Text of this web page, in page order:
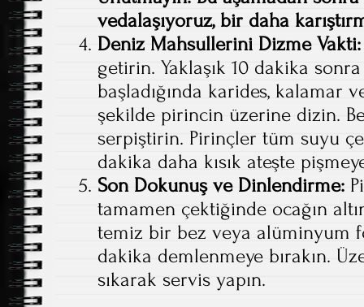
vedalaşıyoruz, bir daha
Deniz Mahsullerini Dizme Vakti:
getirin. Yaklaşık 10 dakika
başladığında karides, kalamar
şekilde pirincin üzerine dizin.
serpiştirin. Pirinçler tüm suyu
dakika daha kısık ateşte
Son Dokunuş ve Dinlendirme:
tamamen çektiğinde ocağın
temiz bir bez veya alüminyum
dakika demlenmeye bırakın.
sıkarak servis yapın.